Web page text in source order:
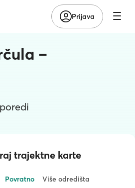
Prijava
–
trajektne karte
Povratno Više odredišta